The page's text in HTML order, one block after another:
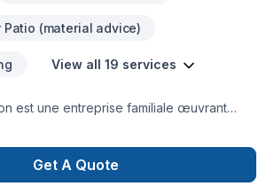
(material advice)
View all 19 services
est une entreprise familiale œuvrant
tel que dalle de béton,
pose de margelles et excavation de tous
dans la pose de drains
Get A Quote